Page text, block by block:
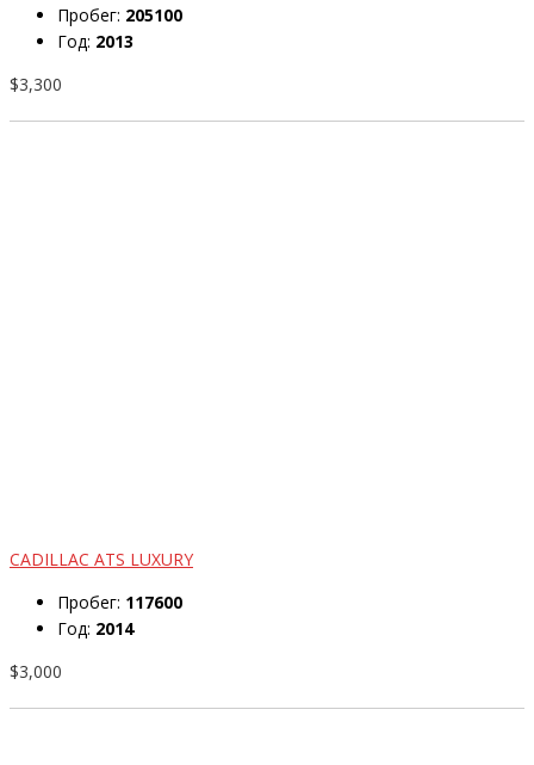
Пробег: 205100
Год: 2013
$3,300
CADILLAC ATS LUXURY
Пробег: 117600
Год: 2014
$3,000